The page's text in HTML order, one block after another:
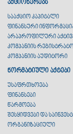
აქციონერებს
სააქციო კაპიტალი
ფინანსური
არაპროფილური
კომპანიის
კომპანიის აუდიტორი
ნორმატიული აქტები
უსაფრთხოება
ფინანსები
წარმოება
შესყიდვები და
ორგანიზაციული